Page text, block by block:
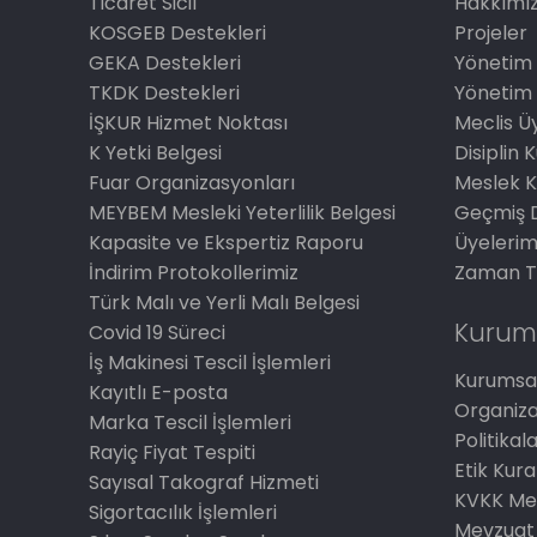
KOSGEB Destekleri
GEKA Destekleri
TKDK Destekleri
İŞKUR Hizmet Noktası
K Yetki Belgesi
Fuar Organizasyonları
MEYBEM Mesleki Yeterlilik Belgesi
Kapasite ve Ekspertiz Raporu
İndirim Protokollerimiz
Türk Malı ve Yerli Malı Belgesi
Covid 19 Süreci
İş Makinesi Tescil İşlemleri
Kayıtlı E-posta
Marka Tescil İşlemleri
Rayiç Fiyat Tespiti
Sayısal Takograf Hizmeti
Sigortacılık İşlemleri
Projeler
Yönetim
Yönetim
Meclis
Disiplin
Meslek
Geçmiş
Zaman
Etik
KVKK
Mevzuat